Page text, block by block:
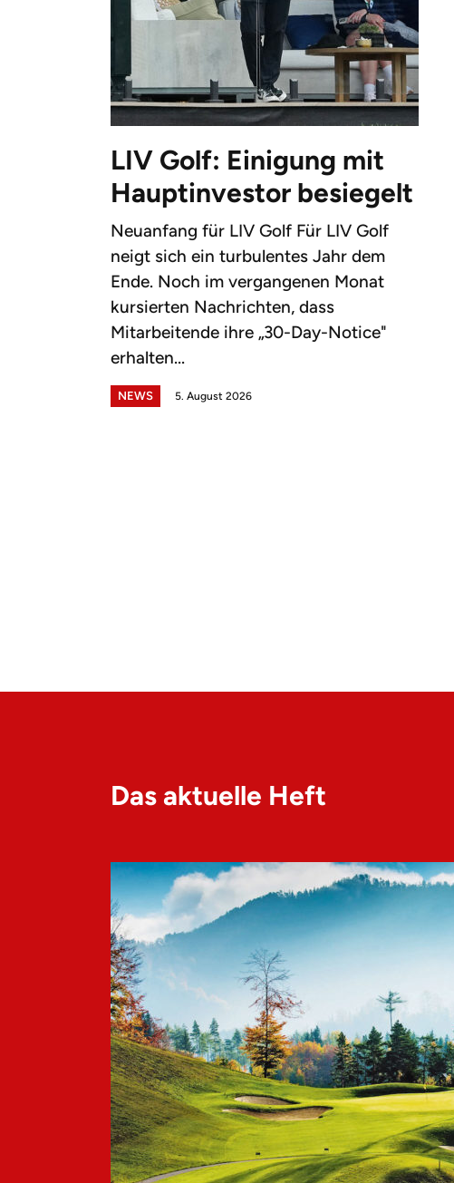
LIV Golf: Einigung mit
Hauptinvestor besiegelt
Neuanfang für LIV Golf Für LIV Golf
neigt sich ein turbulentes Jahr dem
Ende. Noch im vergangenen Monat
kursierten Nachrichten, dass
Mitarbeitende ihre „30-Day-Notice"
erhalten...
NEWS 5. August 2026
Das aktuelle Heft